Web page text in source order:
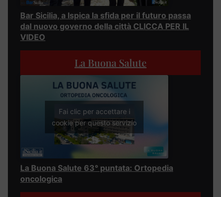
Bar Sicilia, a Ispica la sfida per il futuro passa
dal nuovo governo della città CLICCA PER IL
VIDEO
La Buona Salute
Fai clic per accettare i
cookie per questo servizio
La Buona Salute 63° puntata: Ortopedia
oncologica